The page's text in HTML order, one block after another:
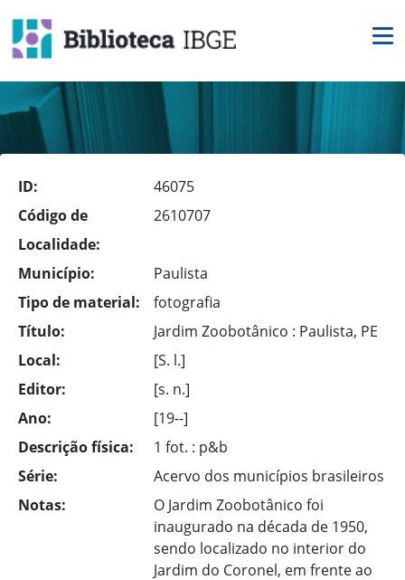
ID:
46075
Código de
Localidade:
2610707
Município:
Paulista
Tipo de material:
fotografia
Título:
Jardim Zoobotânico : Paulista, PE
Local:
[S. l.]
Editor:
[s. n.]
Ano:
[19--]
Descrição física:
1 fot. : p&b
Série:
Acervo dos municípios brasileiros
Notas:
O Jardim Zoobotânico foi
inaugurado na década de 1950,
sendo localizado no interior do
Jardim do Coronel, em frente ao